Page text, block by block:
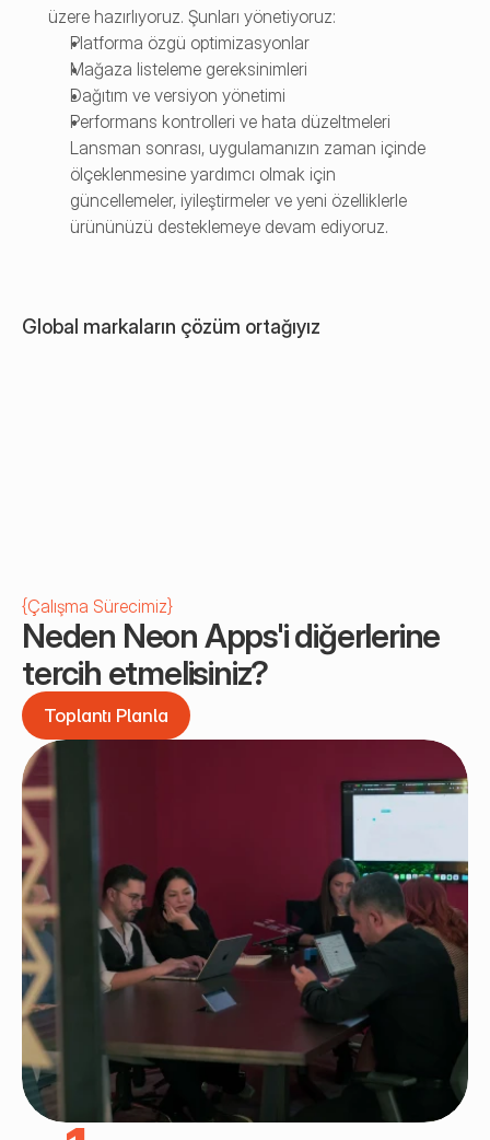
üzere hazırlıyoruz. Şunları yönetiyoruz:
Platforma özgü optimizasyonlar
Mağaza listeleme gereksinimleri
Dağıtım ve versiyon yönetimi
Performans kontrolleri ve hata düzeltmeleri
Lansman sonrası, uygulamanızın zaman içinde
ölçeklenmesine yardımcı olmak için
güncellemeler, iyileştirmeler ve yeni özelliklerle
ürününüzü desteklemeye devam ediyoruz.
Global markaların çözüm ortağıyız
{Çalışma Sürecimiz}
Neden Neon Apps'i diğerlerine
tercih etmelisiniz?
Toplantı Planla
Toplantı Planla